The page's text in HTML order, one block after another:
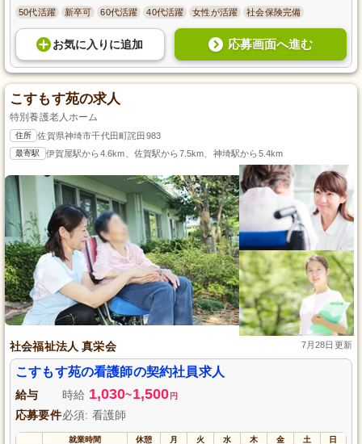
50代活躍 新卒可 60代活躍 40代活躍 女性が活躍 社会保険完備
お気に入り に追加 応募画面へ進む
こすもす苑の求人
特別養護老人ホーム
住所 佐賀県神埼市千代田町詫田983
最寄駅 伊賀屋駅から4.6km、佐賀駅から7.5km、神埼駅から5.4km
社会福祉法人 真栄会 7月28日更新
こすもす苑の看護師の契約社員求人
給与 時給 1,030~1,500 円
応募要件必須: 看護師
就業時間 休憩 月 火 水 木 金 土 日